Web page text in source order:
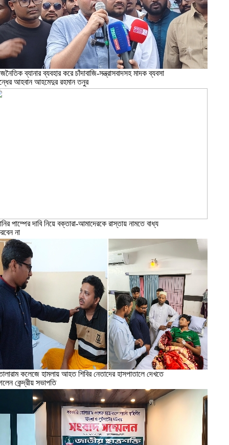
ব্যানার ব্যবহার করে চাঁদাবাজি-সন্ত্রাসবাদসহ মাদক ব্যবসা
আহবান আহমেদুর রহমান তনুর
পাম্পের দাবি নিয়ে বক্তারা-আমাদেরকে রাস্তায় নামতে বাধ্য
না
কলেজে হামলায় আহত শিবির নেতাদের হাসপাতালে দেখতে
কেন্দ্রীয় সভাপতি